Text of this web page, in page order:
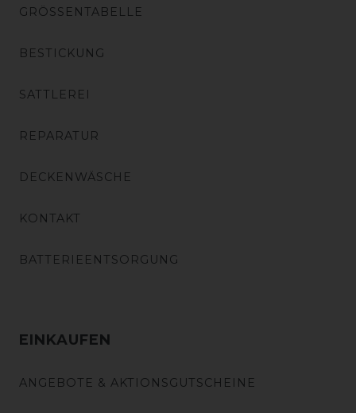
GRÖSSENTABELLE
BESTICKUNG
SATTLEREI
REPARATUR
DECKENWÄSCHE
KONTAKT
BATTERIEENTSORGUNG
EINKAUFEN
ANGEBOTE & AKTIONSGUTSCHEINE